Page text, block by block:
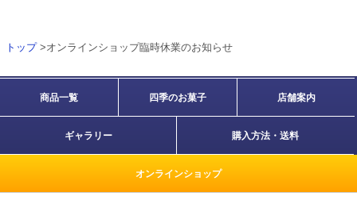
トップ>オンラインショップ臨時休業のお知らせ
商品一覧 四季のお菓子 店舗案内
ギャラリー 購入方法・送料
オンラインショップ